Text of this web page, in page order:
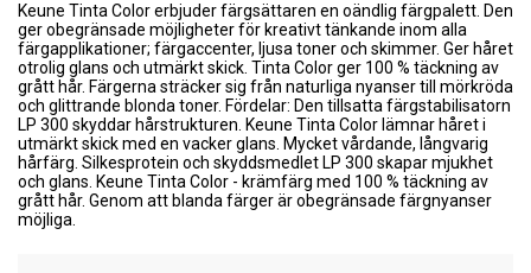
Keune Tinta Color erbjuder färgsättaren en oändlig färgpalett. Den
ger obegränsade möjligheter för kreativt tänkande inom alla
färgapplikationer; färgaccenter, ljusa toner och skimmer. Ger håret
otrolig glans och utmärkt skick. Tinta Color ger 100 % täckning av
grått hår. Färgerna sträcker sig från naturliga nyanser till mörkröda
och glittrande blonda toner. Fördelar: Den tillsatta färgstabilisatorn
LP 300 skyddar hårstrukturen. Keune Tinta Color lämnar håret i
utmärkt skick med en vacker glans. Mycket vårdande, långvarig
hårfärg. Silkesprotein och skyddsmedlet LP 300 skapar mjukhet
och glans. Keune Tinta Color - krämfärg med 100 % täckning av
grått hår. Genom att blanda färger är obegränsade färgnyanser
möjliga.